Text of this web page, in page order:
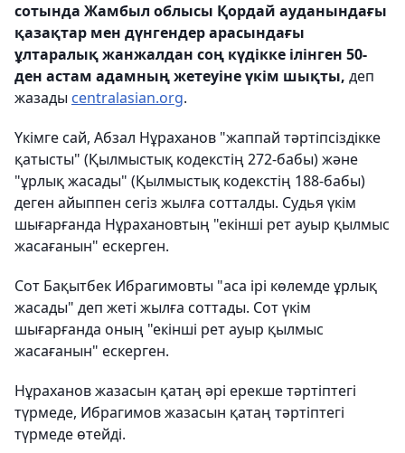
сотында Жамбыл облысы Қордай ауданындағы
қазақтар мен дүнгендер арасындағы
ұлтаралық жанжалдан соң күдікке ілінген 50-
ден астам адамның жетеуіне үкім шықты, деп
жазады centralasian.org.
Үкімге сай, Абзал Нұраханов "жаппай тәртіпсіздікке
қатысты" (Қылмыстық кодекстің 272-бабы) және
"ұрлық жасады" (Қылмыстық кодекстің 188-бабы)
деген айыппен сегіз жылға сотталды. Судья үкім
шығарғанда Нұрахановтың "екінші рет ауыр қылмыс
жасағанын" ескерген.
Сот Бақытбек Ибрагимовты "аса ірі көлемде ұрлық
жасады" деп жеті жылға соттады. Сот үкім
шығарғанда оның "екінші рет ауыр қылмыс
жасағанын" ескерген.
Нұраханов жазасын қатаң әрі ерекше тәртіптегі
түрмеде, Ибрагимов жазасын қатаң тәртіптегі
түрмеде өтейді.